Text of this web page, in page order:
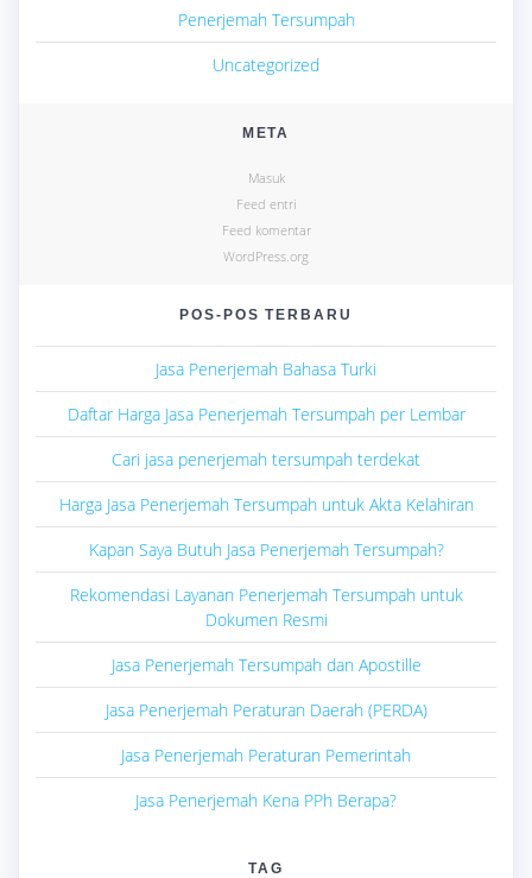
Penerjemah Tersumpah
Uncategorized
META
Masuk
Feed entri
Feed komentar
WordPress.org
POS-POS TERBARU
Jasa Penerjemah Bahasa Turki
Daftar Harga Jasa Penerjemah Tersumpah per Lembar
Cari jasa penerjemah tersumpah terdekat
Harga Jasa Penerjemah Tersumpah untuk Akta Kelahiran
Kapan Saya Butuh Jasa Penerjemah Tersumpah?
Rekomendasi Layanan Penerjemah Tersumpah untuk
Dokumen Resmi
Jasa Penerjemah Tersumpah dan Apostille
Jasa Penerjemah Peraturan Daerah (PERDA)
Jasa Penerjemah Peraturan Pemerintah
Jasa Penerjemah Kena PPh Berapa?
TAG